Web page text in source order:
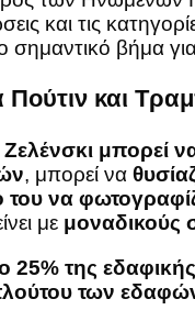
και τις
σημαντικό βήμα
και
Ζελένσκι μπορεί
, μπορεί να
του να
με μοναδικούς
25% της
των εδαφών